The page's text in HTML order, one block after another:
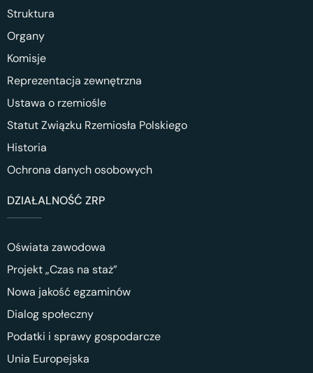
Struktura
Organy
Komisje
Reprezentacja zewnętrzna
Ustawa o rzemiośle
Statut Związku Rzemiosła Polskiego
Historia
Ochrona danych osobowych
DZIAŁALNOŚĆ ZRP
Oświata zawodowa
Projekt „Czas na staż”
Nowa jakość egzaminów
Dialog społeczny
Podatki i sprawy gospodarcze
Unia Europejska